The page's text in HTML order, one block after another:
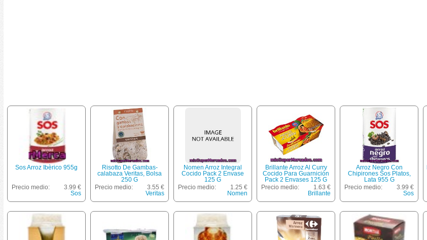
Sos Arroz Ibèrico 955g
Precio medio:
3.99 €
Sos
Risotto De Gambas-
calabaza Veritas, Bolsa
250 G
Precio medio:
3.55 €
Veritas
Nomen Arroz Integral
Cocido Pack 2 Envase
125 G
Precio medio:
1.25 €
Nomen
Brillante Arroz Al Curry
Cocido Para Guarnición
Pack 2 Envases 125 G
Precio medio:
1.63 €
Brillante
Arroz Negro Con
Chipirones Sos Platos,
Lata 955 G
Precio medio:
3.99 €
Sos